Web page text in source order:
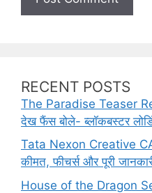
RECENT POSTS
The Paradise Teaser
देख फैंस बोले- ब्लॉकबस्टर
Tata Nexon Creative
कीमत, फीचर्स और पूरी
House of the Dragon